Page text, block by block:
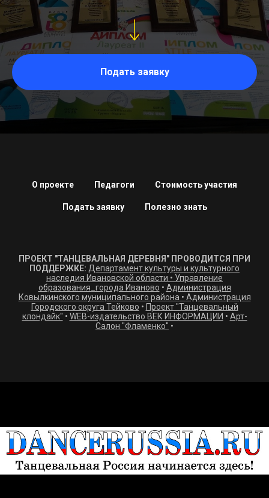
Подать заявку
О проекте Педагоги Стоимость участия
Подать заявку Полезно знать
ПРОЕКТ "ТАНЦЕВАЛЬНАЯ ДЕРЕВНЯ" ПРОВОДИТСЯ ПРИ
ПОДДЕРЖКЕ: Департамент культуры и культурного
наследия Ивановской области • Управление
образования_города Иваново • Администрация
Ковылкинского муниципального района • Администрация
Городского округа Тейково • Проект "Танцевальный
клондайк" • WEB-издательство ВЕК ИНФОРМАЦИИ • Арт-
Салон "Фламенко" •